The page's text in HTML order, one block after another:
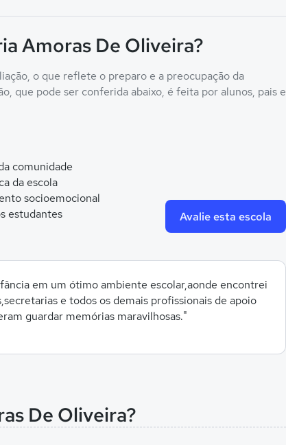
Amoras De Oliveira?
o que reflete o preparo e a preocupação da
que pode ser conferida abaixo, é feita por alunos, pais e
comunidade
da escola
socioemocional
estudantes Avalie esta escola
em um ótimo ambiente escolar,aonde encontrei
e todos os demais profissionais de apoio
guardar memórias maravilhosas."
De Oliveira?